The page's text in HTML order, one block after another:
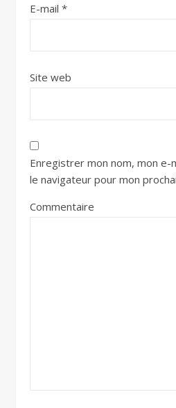
E-mail *
Site web
Enregistrer mon nom, mon e-
le navigateur pour mon
Commentaire